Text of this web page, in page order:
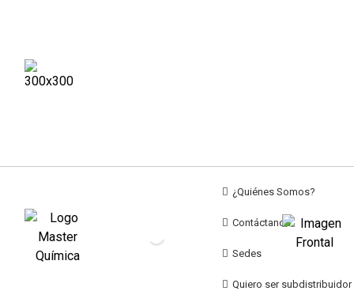
¿Quiénes Somos?
Contáctanos
Sedes
Quiero ser subdistribuidor